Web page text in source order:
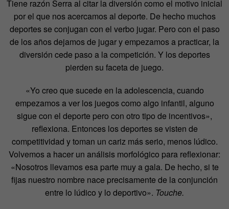
Tiene razón Serra al citar la diversión como el motivo inicial
por el que nos acercamos al deporte. De hecho muchos
deportes se conjugan con el verbo jugar. Pero con el paso
de los años dejamos de jugar y empezamos a practicar, la
diversión cede paso a la competición. Y los deportes
pierden su faceta de juego.
«Yo creo que sucede en la adolescencia, cuando
empezamos a ver los juegos como algo infantil, alguno
sigue con el deporte pero con otro tipo de incentivos»,
reflexiona. Entonces los deportes se visten de
competitividad y toman un cariz más serio, menos lúdico.
Volvemos a hacer un análisis morfológico para reflexionar:
«Nosotros llevamos esa parte muy a gala. De hecho, si te
fijas nuestro nombre nace precisamente de la conjunción
entre lo lúdico y lo deportivo». Touche.